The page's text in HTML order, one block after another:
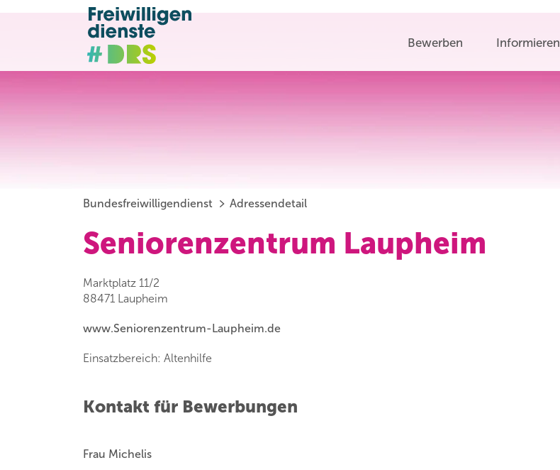
Bewerben Informieren
Bundesfreiwilligendienst Adressendetail
Seniorenzentrum Laupheim
Marktplatz 11/2
88471 Laupheim
www.Seniorenzentrum-Laupheim.de
Einsatzbereich: Altenhilfe
Kontakt für Bewerbungen
Frau Michelis